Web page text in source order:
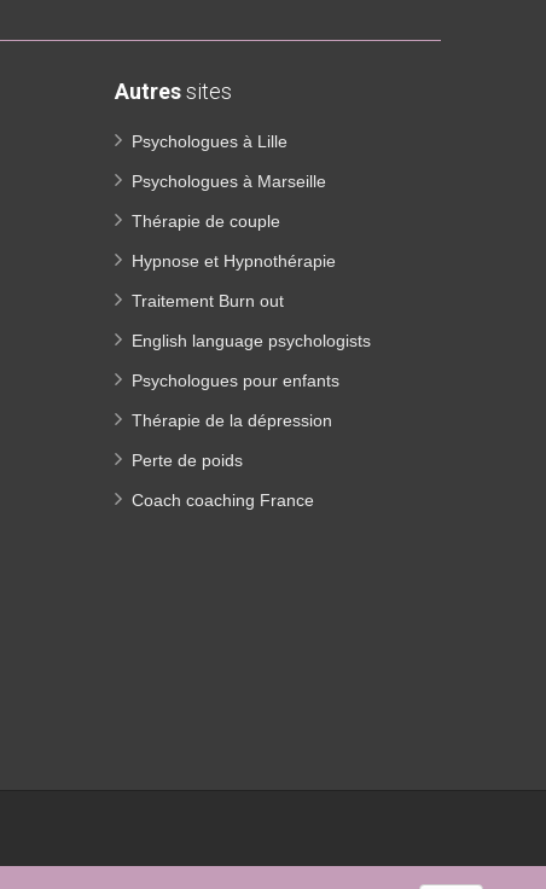
Autressites
Psychologues à Lille
Psychologues à Marseille
Thérapie de couple
Hypnose et Hypnothérapie
Traitement Burn out
English language psychologists
Psychologues pour enfants
Thérapie de la dépression
Perte de poids
Coach coaching France